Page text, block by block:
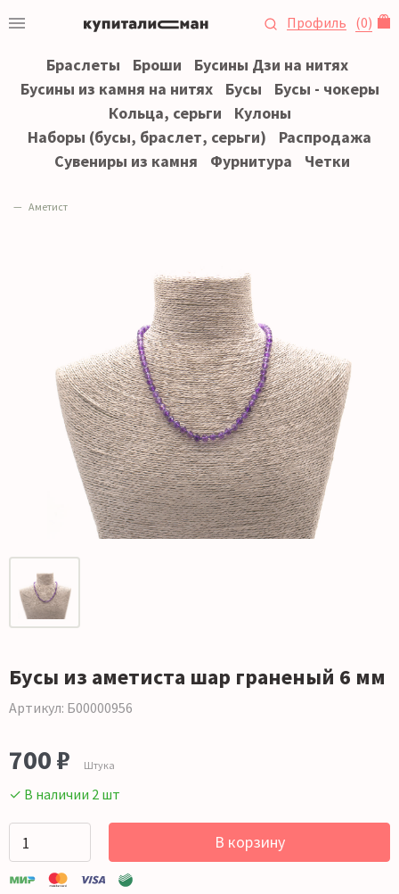
Профиль (0)
Браслеты Броши
Бусины Дзи на нитях
Бусины из камня на нитях
Бусы
Бусы - чокеры
Кольца, серьги
Кулоны
Наборы (бусы, браслет, серьги)
Распродажа
Сувениры из камня
Фурнитура Четки
Аметист
Бусы из аметиста шар граненый 6 мм
Артикул: Б00000956
700 ₽ Штука
✓ В наличии 2 шт
В корзину